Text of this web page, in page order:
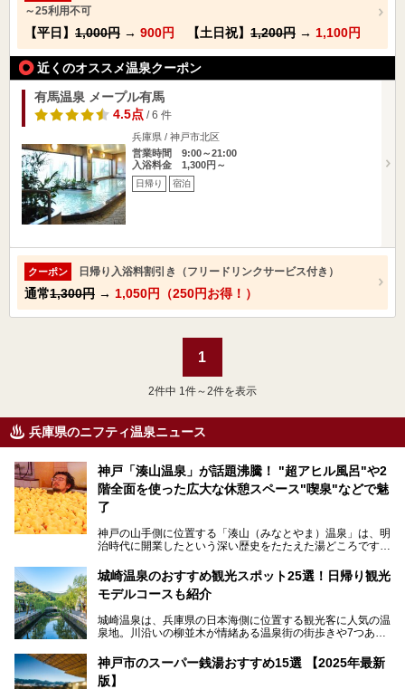
～25利用不可
【平日】 1,000円 → 900円 【土日祝】 1,200円 → 1,100円
近くのオススメ温泉クーポン
有馬温泉 メープル有馬
4.5点/ 6 件
兵庫県 / 神戸市北区
営業時間 9:00～21:00
入浴料金 1,300円～
日帰り 宿泊
クーポン 日帰り入浴料割引き（フリードリンクサービス付き）
通常1,300円 → 1,050円（250円お得！）
1
2件中 1件～2件を表示
兵庫県のニフティ温泉ニュース
神戸「湊山温泉」が話題沸騰！ "超アヒル風呂"や2
階全面を使った広大な休憩スペース"喫泉"などで魅
了
神戸の山手側に位置する「湊山（みなとやま）温泉」は、明
治時代に開業したという深い歴史をたたえた湯どころです。
っぱいに浮かぶアヒルちゃん。さらに、ゆったりくつろげて
コワーキングも可能な休憩スペースも人気に。斬新な企画や
設備で人々をアッと驚かせる湊山温泉の魅力をリポートしま
城崎温泉のおすすめ観光スポット25選！日帰り観光
モデルコースも紹介
城崎温泉は、兵庫県の日本海側に位置する観光客に人気の温
泉地。川沿いの柳並木が情緒ある温泉街の街歩きや7つある
られています。鉄道の駅から温泉街が近く、歩いて回るのに
ちょうどよい規模で、日帰りでの訪問にもおすすめです。
神戸市のスーパー銭湯おすすめ15選 【2025年最新
版】